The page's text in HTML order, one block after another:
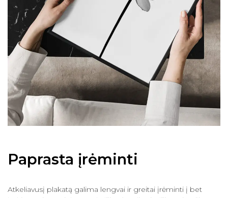
Paprasta įrėminti
Atkeliavusį plakatą galima lengvai ir greitai įrėminti į bet